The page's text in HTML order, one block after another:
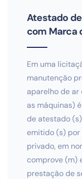
Atestado
com Marca
Em uma
manutenção
aparelho de
as máquinas)
de atestado
emitido (s)
privado, em
comprove (m)
prestação de